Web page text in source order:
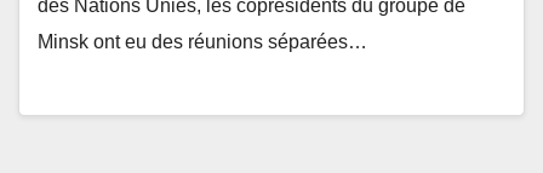
des Nations Unies, les coprésidents du groupe de
Minsk ont eu des réunions séparées…